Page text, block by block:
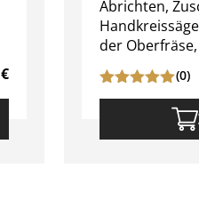
€
Abrichten,
der
(0)